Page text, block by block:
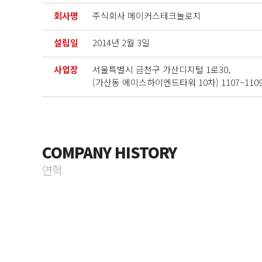
회사명 주식회사 메이커스테크놀로지
설립일 2014년 2월 3일
사업장
서울특별시 금천구 가산디지털 1로30,
(가산동 에이스하이엔드타워 10차)
COMPANY HISTORY
연혁
2024~ING
2021~2023
2019~2020
2016~2018
2014-2015
blank